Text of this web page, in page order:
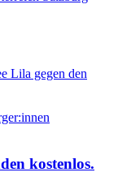
Lila gegen den
kostenlos.